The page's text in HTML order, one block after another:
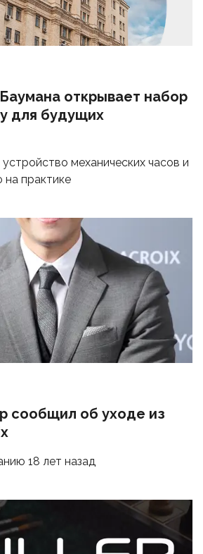
открывает набор
для будущих
механических часов и
практике
сообщил об уходе из
18 лет назад